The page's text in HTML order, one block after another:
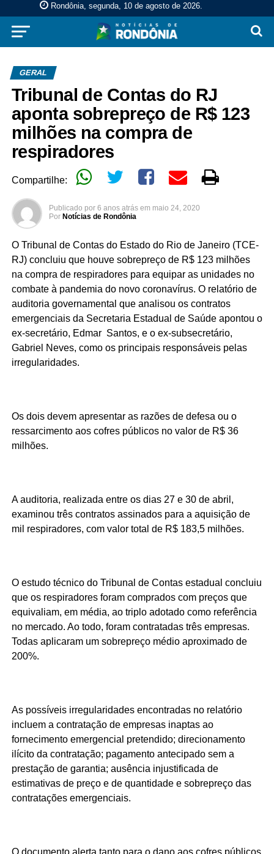
Rondônia, segunda, 10 de agosto de 2026.
GERAL
Tribunal de Contas do RJ
aponta sobrepreço de R$ 123
milhões na compra de
respiradores
Compartilhe:
Publicado por 6 anos atrás em maio 24, 2020
Por Notícias de Rondônia
O Tribunal de Contas do Estado do Rio de Janeiro (TCE-
RJ) concluiu que houve sobrepreço de R$ 123 milhões
na compra de respiradores para equipar as unidades no
combate à pandemia do novo coronavírus. O relatório de
auditoria governamental que analisou os contratos
emergenciais da Secretaria Estadual de Saúde apontou o
ex-secretário, Edmar Santos, e o ex-subsecretário,
Gabriel Neves, como os principais responsáveis pelas
irregularidades.
Os dois devem apresentar as razões de defesa ou o
ressarcimento aos cofres públicos no valor de R$ 36
milhões.
A auditoria, realizada entre os dias 27 e 30 de abril,
examinou três contratos assinados para a aquisição de
mil respiradores, com valor total de R$ 183,5 milhões.
O estudo técnico do Tribunal de Contas estadual concluiu
que os respiradores foram comprados com preços que
equivaliam, em média, ao triplo adotado como referência
no mercado. Ao todo, foram contratadas três empresas.
Todas aplicaram um sobrepreço médio aproximado de
200%.
As possíveis irregularidades encontradas no relatório
incluem a contratação de empresas inaptas ao
fornecimento emergencial pretendido; direcionamento
ilícito da contratação; pagamento antecipado sem a
prestação de garantia; ausência injustificada de
estimativas de preço e de quantidade e sobrepreço das
contratações emergenciais.
O documento alerta tanto para o dano aos cofres públicos